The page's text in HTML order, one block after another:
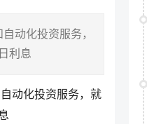
动化投资服务，
利息
动化投资服务，就